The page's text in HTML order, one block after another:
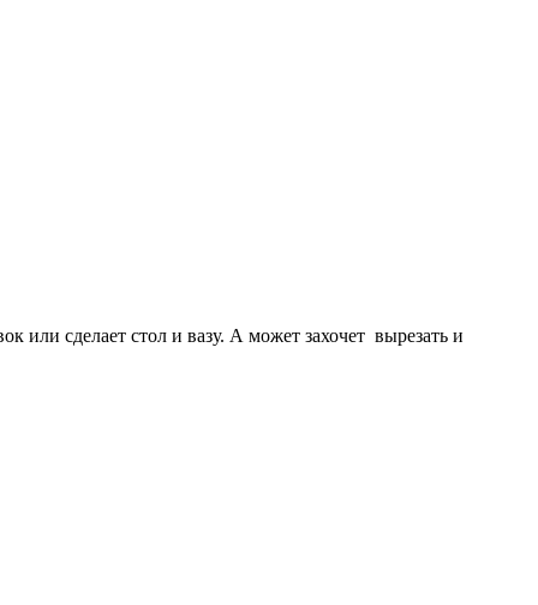
или сделает стол и вазу. А может захочет вырезать и